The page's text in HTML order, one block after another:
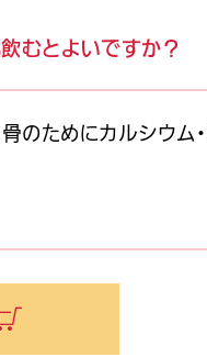
むとよいですか？
のためにカルシウム